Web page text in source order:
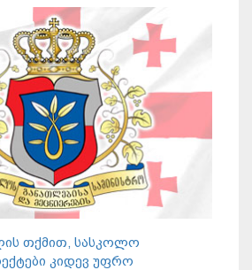
თქმით, სასკოლო
კიდევ უფრო